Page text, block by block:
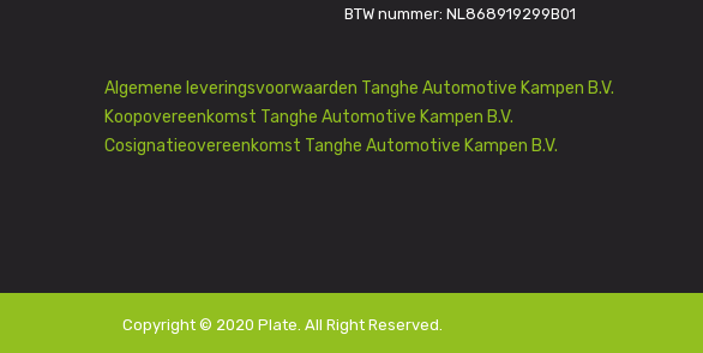
BTW nummer: NL868919299B01
Algemene leveringsvoorwaarden Tanghe Automotive Kampen B.V.
Koopovereenkomst Tanghe Automotive Kampen B.V.
Cosignatieovereenkomst Tanghe Automotive Kampen B.V.
Copyright © 2020 Plate . All Right Reserved.